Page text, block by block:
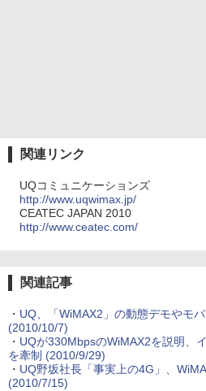
関連リンク
UQコミュニケーションズ
http://www.uqwimax.jp/
CEATEC JAPAN 2010
http://www.ceatec.com/
関連記事
・ UQ、「WiMAX2」の動態デモやモ
(2010/10/7)
・ UQが330MbpsのWiMAX2を説明、
を牽制 (2010/9/29)
・ UQ野坂社長「事実上の4G」、
(2010/7/15)